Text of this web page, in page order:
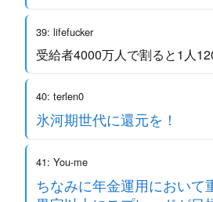
39: lifefucker
受給者4000万人で割ると1人
40: terlen0
氷河期世代に還元を！
41: You-me
ちなみに年金運用において